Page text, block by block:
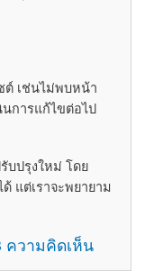
ต์ เช่นไม่พบหน้า
นการแก้ไขต่อไป
บปรุงใหม่ โดย
แต่เราจะพยายาม
ไซต์
ความคิดเห็น